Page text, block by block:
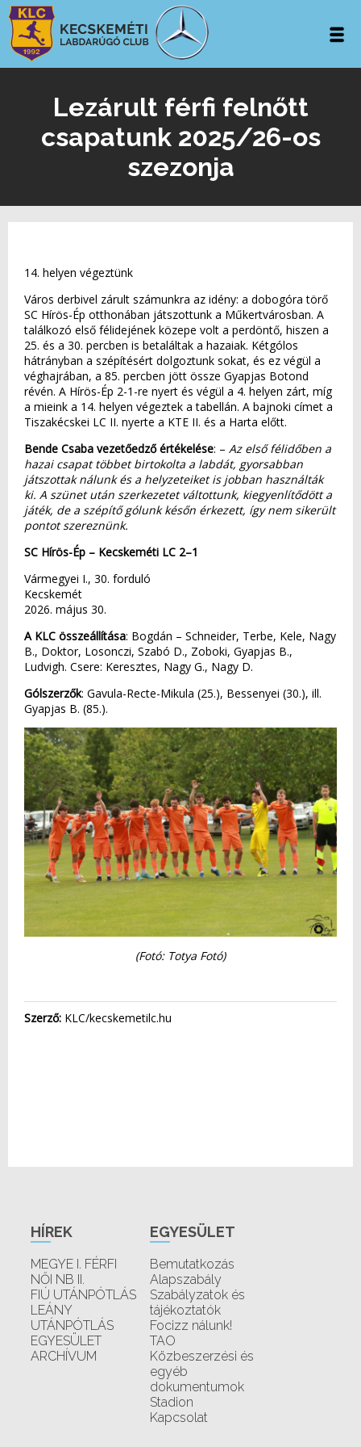
Lezárult férfi felnőtt
csapatunk 2025/26-os
szezonja
14. helyen végeztünk
Város derbivel zárult számunkra az idény: a dobogóra törő
SC Hírös-Ép otthonában játszottunk a Műkertvárosban. A
találkozó első félidejének közepe volt a perdöntő, hiszen a
25. és a 30. percben is betaláltak a hazaiak. Kétgólos
hátrányban a szépítésért dolgoztunk sokat, és ez végül a
véghajrában, a 85. percben jött össze Gyapjas Botond
révén. A Hírös-Ép 2-1-re nyert és végül a 4. helyen zárt, míg
a mieink a 14. helyen végeztek a tabellán. A bajnoki címet a
Tiszakécskei LC II. nyerte a KTE II. és a Harta előtt.
Bende Csaba vezetőedző értékelése: – Az első félidőben a
hazai csapat többet birtokolta a labdát, gyorsabban
játszottak nálunk és a helyzeteiket is jobban használták
ki. A szünet után szerkezetet váltottunk, kiegyenlítődött a
játék, de a szépítő gólunk későn érkezett, így nem sikerült
pontot szereznünk.
SC Hírös-Ép – Kecskeméti LC 2–1
Vármegyei I., 30. forduló
Kecskemét
2026. május 30.
A KLC összeállítása: Bogdán – Schneider, Terbe, Kele, Nagy
B., Doktor, Losonczi, Szabó D., Zoboki, Gyapjas B.,
Ludvigh. Csere: Keresztes, Nagy G., Nagy D.
Gólszerzők: Gavula-Recte-Mikula (25.), Bessenyei (30.), ill.
Gyapjas B. (85.).
(Fotó: Totya Fotó)
Szerző: KLC/kecskemetilc.hu
HÍREK
MEGYE I. FÉRFI
NŐI NB II.
FIÚ UTÁNPÓTLÁS
LEÁNY
UTÁNPÓTLÁS
EGYESÜLET
ARCHÍVUM
EGYESÜLET
Bemutatkozás
Alapszabály
Szabályzatok és
tájékoztatók
Focizz nálunk!
TAO
Közbeszerzési és
egyéb
dokumentumok
Stadion
Kapcsolat